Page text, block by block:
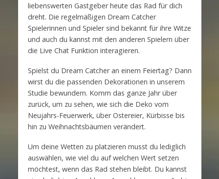
liebenswerten Gastgeber heute das Rad für dich
dreht. Die regelmäßigen Dream Catcher
Spielerinnen und Spieler sind bekannt für ihre Witze
und auch du kannst mit den anderen Spielern über
die Live Chat Funktion interagieren.
Spielst du Dream Catcher an einem Feiertag? Dann
wirst du die passenden Dekorationen in unserem
Studie bewundern. Komm das ganze Jahr über
zurück, um zu sehen, wie sich die Deko vom
Neujahrs-Feuerwerk, über Ostereier, Kürbisse bis
hin zu Weihnachtsbäumen verändert.
Um deine Wetten zu platzieren musst du lediglich
auswählen, wie viel du auf welchen Wert setzen
möchtest, wenn das Rad stehen bleibt. Du kannst